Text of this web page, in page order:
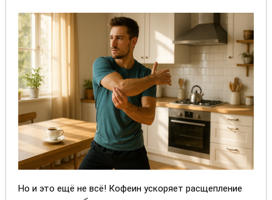
Но и это ещё не всё! Кофеин ускоряет расщепление